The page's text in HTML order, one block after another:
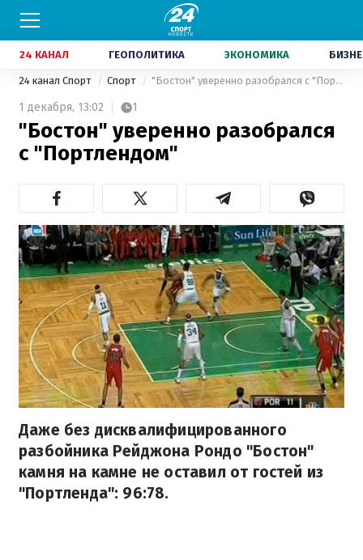
24 КАНАЛ ГЕОПОЛИТИКА ЭКОНОМИКА
24 канал Спорт Спорт "Бостон" уверенно разобрался с "Портлендом"
1 декабря, 13:02 1
"Бостон" уверенно разобрался
с "Портлендом"
Даже без дисквалифицированного
разбойника Рейджона Рондо "Бостон"
камня на камне не оставил от гостей из
"Портленда": 96:78.